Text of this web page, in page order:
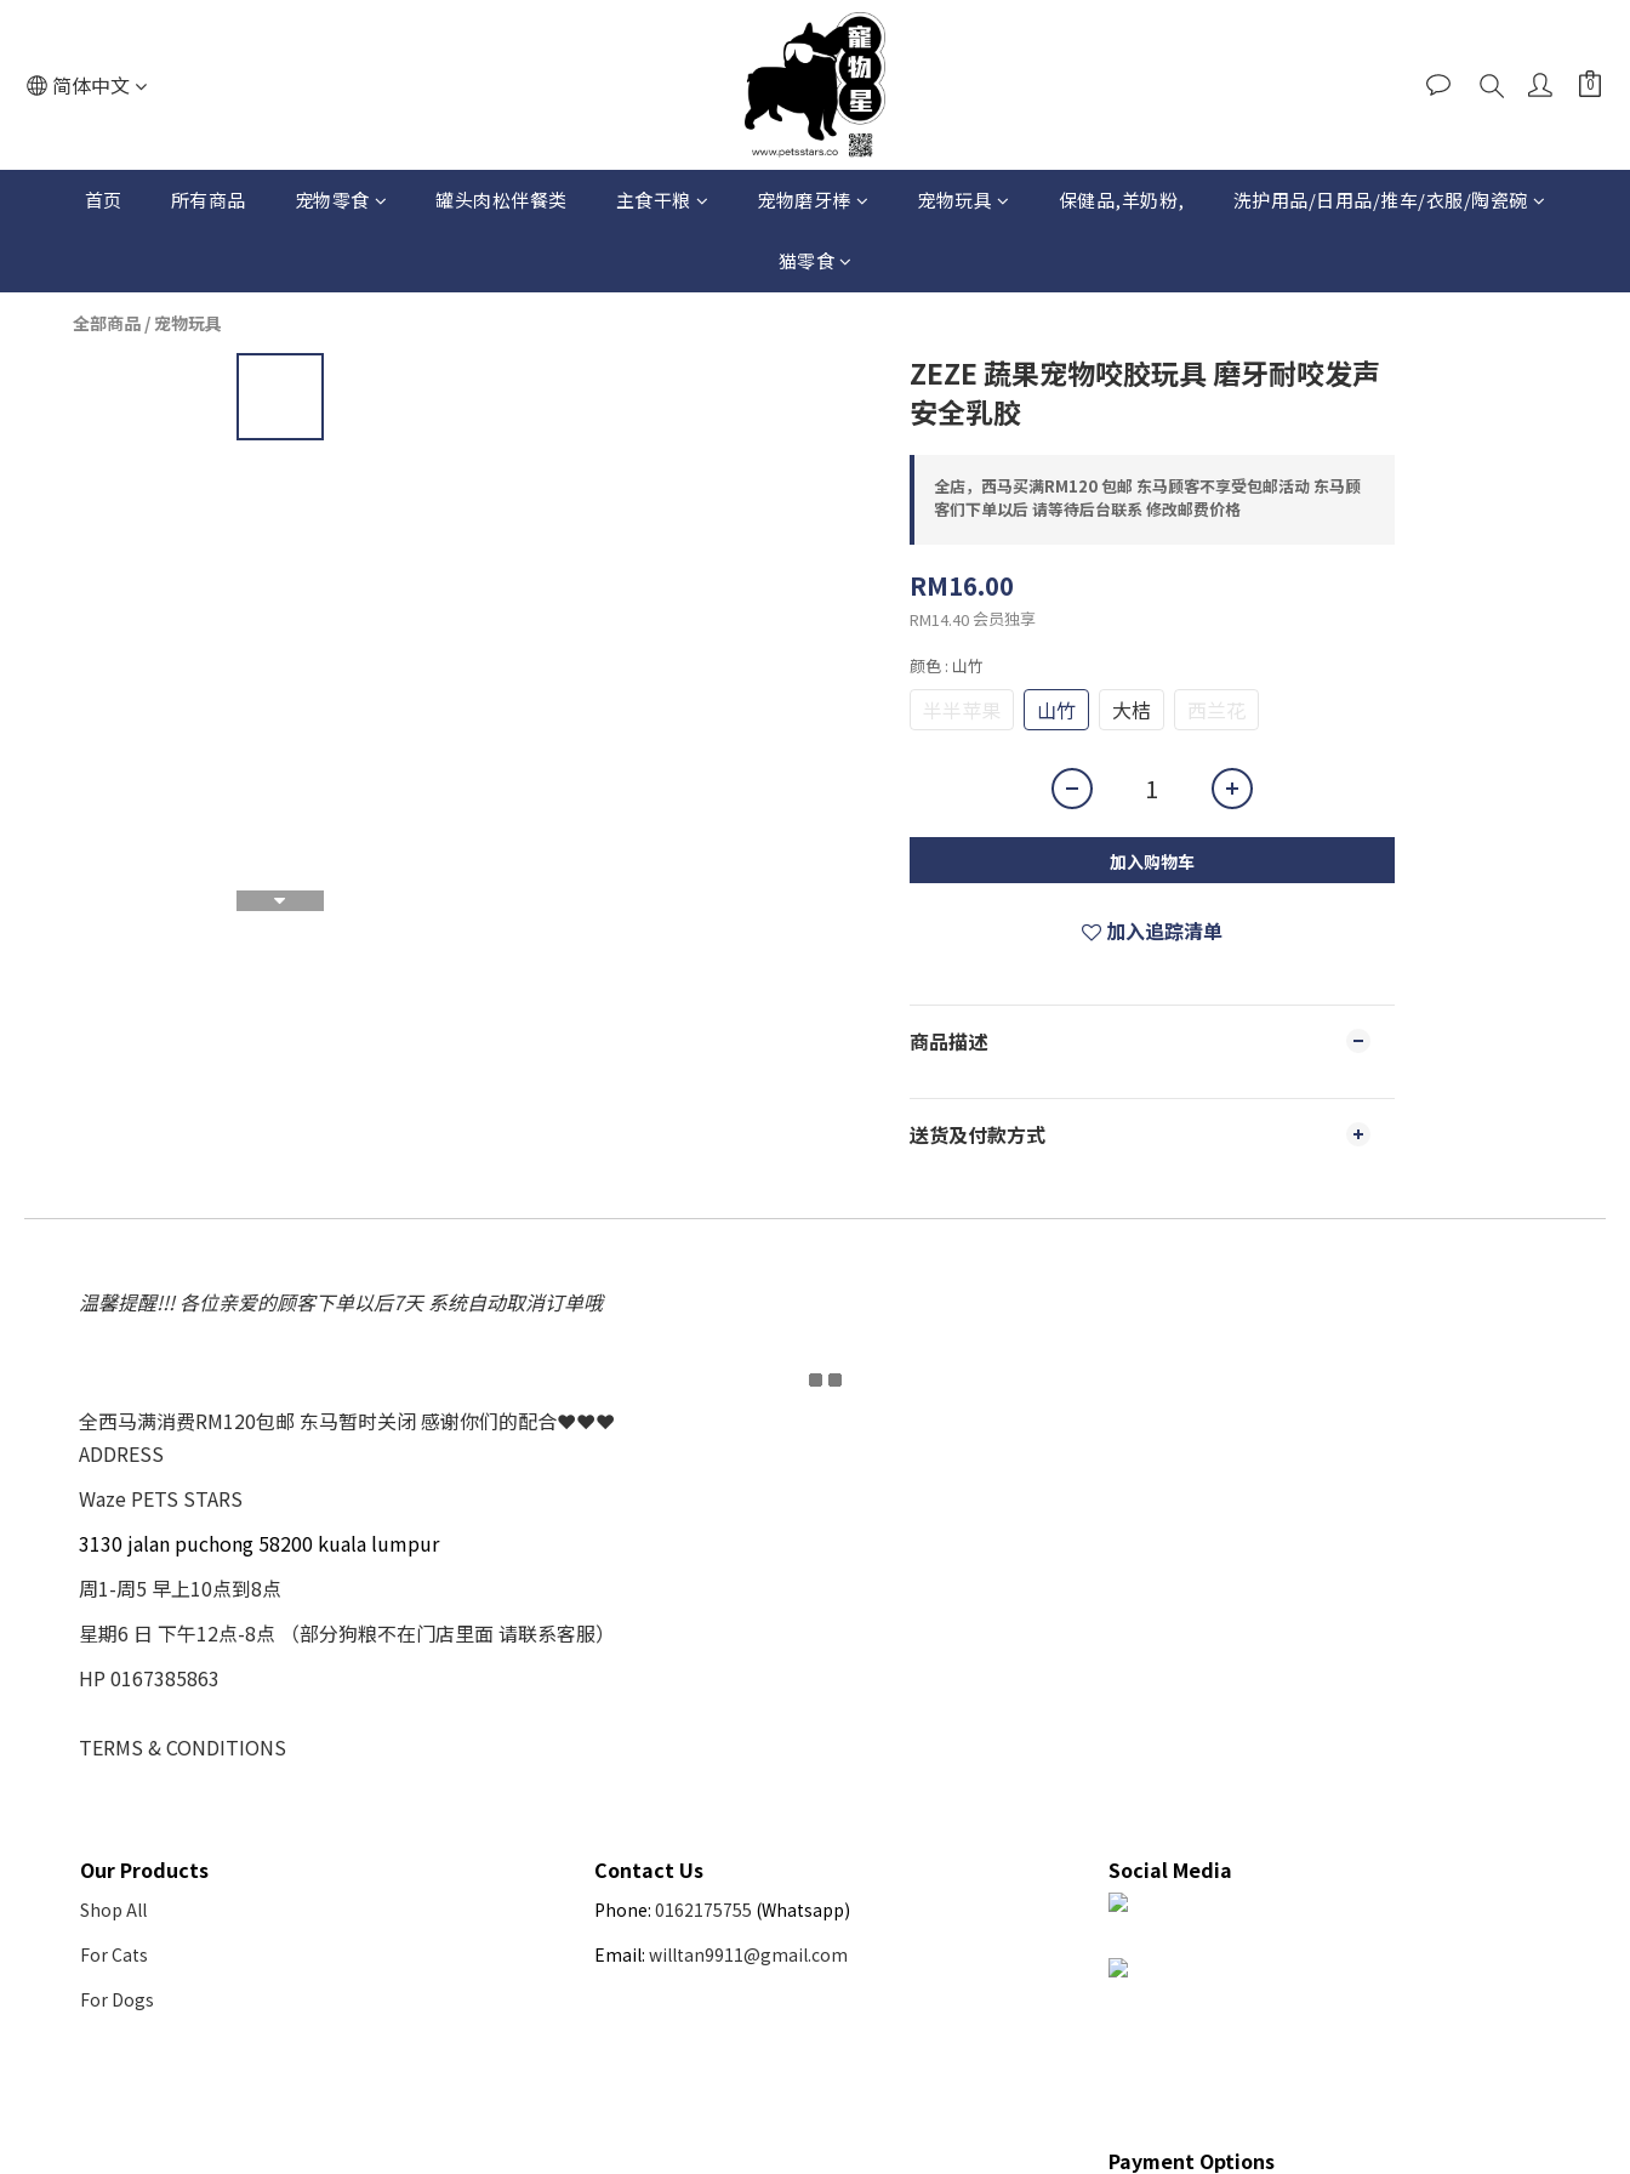
简体中文
首页 所有商品 宠物零食 罐头肉松伴餐类 主食干粮 宠物磨牙棒 宠物玩具 保健品,羊奶粉, 洗护用品/日用品/推车/衣服/陶瓷碗
猫零食
全部商品 / 宠物玩具
ZEZE 蔬果宠物咬胶玩具 磨牙耐咬发声
安全乳胶
全店，西马买满RM120 包邮 东马顾客不享受包邮活动 东马顾
客们下单以后 请等待后台联系 修改邮费价格
RM16.00
RM14.40 会员独享
颜色 : 山竹
半半苹果 山竹 大桔 西兰花
加入购物车
加入追踪清单
商品描述
送货及付款方式
温馨提醒!!! 各位亲爱的顾客下单以后7天 系统自动取消订单哦
全西马满消费RM120包邮 东马暂时关闭 感谢你们的配合❤❤❤
ADDRESS
Waze PETS STARS
3130 jalan puchong 58200 kuala lumpur
周1-周5 早上10点到8点
星期6 日 下午12点-8点 （部分狗粮不在门店里面 请联系客服）
HP 0167385863
TERMS & CONDITIONS
Our Products
Shop All
For Cats
For Dogs
Contact Us
Phone: 0162175755 (Whatsapp)
Email: willtan9911@gmail.com
Social Media
Payment Options